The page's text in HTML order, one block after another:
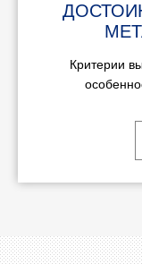
Критерии